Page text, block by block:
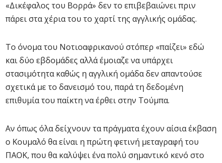
«Δικέφαλος του Βορρά» δεν το επιβεβαιώνει πριν
πάρει στα χέρια του το χαρτί της αγγλικής ομάδας.
Το όνομα του Νοτιοαφρικανού στόπερ «παίζει» εδώ
και δύο εβδομάδες αλλά έμοιαζε να υπάρχει
στασιμότητα καθώς η αγγλική ομάδα δεν απαντούσε
σχετικά με το δανεισμό του, παρά τη δεδομένη
επιθυμία του παίκτη να έρθει στην Τούμπα.
Αν όπως όλα δείχνουν τα πράγματα έχουν αίσια έκβαση
ο Κουμαλό θα είναι η πρώτη φετινή μεταγραφή του
ΠΑΟΚ, που θα καλύψει ένα πολύ σημαντικό κενό στο